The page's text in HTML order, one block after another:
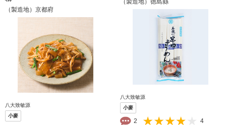
（製造地）京都府
八大致敏源
小麥
（製造地）徳島縣
八大致敏源
小麥
2 4